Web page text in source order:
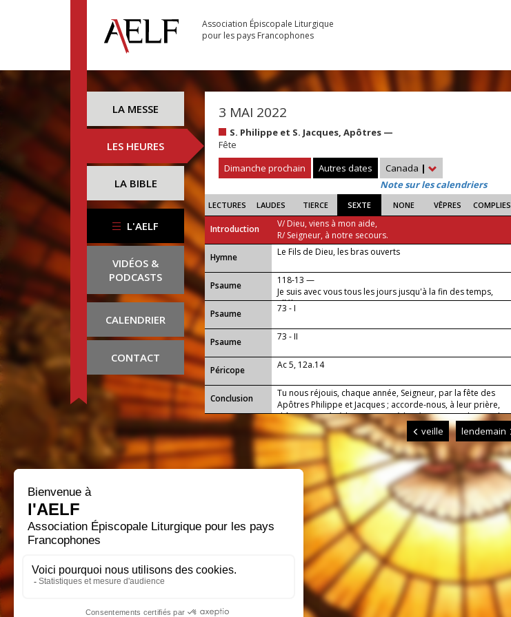
Association Épiscopale Liturgique
pour les pays Francophones
LA MESSE
LES HEURES
LA BIBLE
L'AELF
VIDÉOS &
PODCASTS
CALENDRIER
CONTACT
3 MAI 2022
S. Philippe et S. Jacques, Apôtres —
Fête
Dimanche prochain
Autres dates Canada |
Note sur les calendriers
LECTURES LAUDES TIERCE SEXTE NONE VÊPRES COMPLIES
Introduction
V/ Dieu, viens à mon aide,
R/ Seigneur, à notre secours.
...
Hymne Le Fils de Dieu, les bras ouverts
Psaume
118-13 —
Je suis avec vous tous les jours jusqu'à la fin des temps,
alléluia.
Psaume
73 - I
Psaume 73 - II
Péricope Ac 5, 12a.14
Conclusion
Tu nous réjouis, chaque année, Seigneur, par la fête des
Apôtres Philippe et Jacques ; accorde-nous, à leur prière,
d'être associés à la Passion et à la Résurrection de ton Fils
afin de parvenir à la contemplation de ta gloire.
veille lendemain